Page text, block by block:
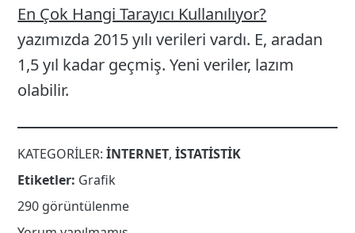
En Çok Hangi Tarayıcı Kullanılıyor?
yazımızda 2015 yılı verileri vardı. E, aradan
1,5 yıl kadar geçmiş. Yeni veriler, lazım
olabilir.
KATEGORILER:INTERNET,İSTATISTIK
Etiketler: Grafik
290 görüntülenme